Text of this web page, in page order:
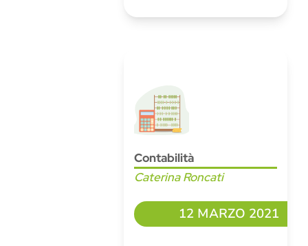
Contabilità
Caterina Roncati
12 MARZO 2021